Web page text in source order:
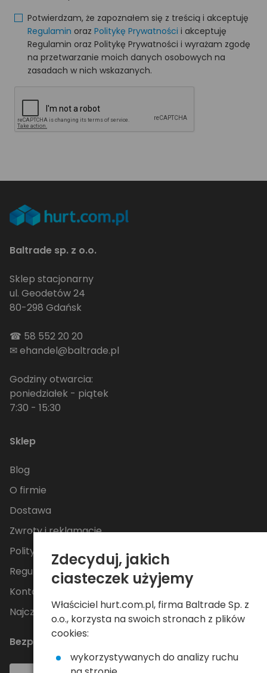
Potwierdzam, że zapoznałem się z treścią i akceptuję
Regulamin oraz Politykę Prywatności i akceptuję
Regulamin oraz Politykę Prywatności i wyrażam zgodę
na przetwarzanie moich danych osobowych na
zasadach w nich wskazanych.
Baltrade sp. z o.o.
Sklep stacjonarny
ul. Geodetów 24
80-298 Gdańsk
☎ 58 552 20 20
✉ehandel@baltrade.pl
Godziny otwarcia:
poniedziałek - piątek
7:30 - 15:30
Sklep
Blog
O firmie
Dostawa
Zwroty i reklamacje
Polityka Prywatności
Regulamin
Kontakt
Najczęściej zadawane pytania
Bezpieczne płatności
Zdecyduj, jakich
ciasteczek użyjemy
Właściciel hurt.com.pl, firma Baltrade Sp. z
o.o., korzysta na swoich stronach z plików
cookies:
wykorzystywanych do analizy ruchu